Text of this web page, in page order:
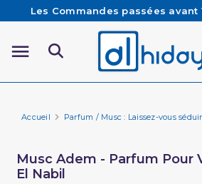
Les Commandes passées avant
sont préparées et expédiées
Besoin d'aide ? Retrouvez
Livraison offerte à partir de
Accueil Parfum / Musc : Laissez-vous
Musc Adem - Parfum Pour
El Nabil